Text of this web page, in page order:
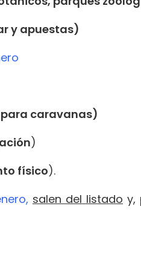
y apuestas)
caravanas)
)
físico).
salen del listado y,